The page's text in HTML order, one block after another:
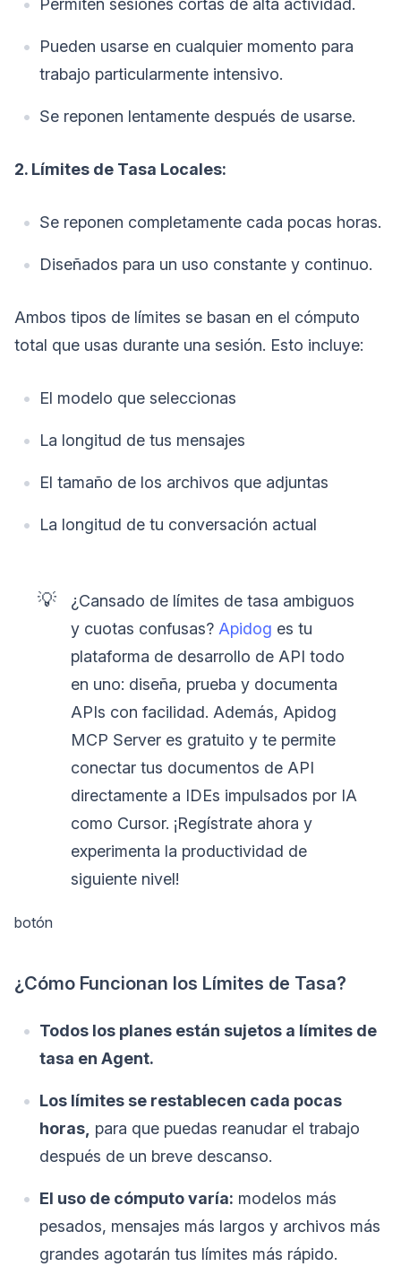
Permiten sesiones cortas de alta actividad.
Pueden usarse en cualquier momento para
trabajo particularmente intensivo.
Se reponen lentamente después de usarse.
2. Límites de Tasa Locales:
Se reponen completamente cada pocas horas.
Diseñados para un uso constante y continuo.
Ambos tipos de límites se basan en el cómputo
total que usas durante una sesión. Esto incluye:
El modelo que seleccionas
La longitud de tus mensajes
El tamaño de los archivos que adjuntas
La longitud de tu conversación actual
💡
¿Cansado de límites de tasa ambiguos
y cuotas confusas? Apidog es tu
plataforma de desarrollo de API todo
en uno: diseña, prueba y documenta
APIs con facilidad. Además, Apidog
MCP Server es gratuito y te permite
conectar tus documentos de API
directamente a IDEs impulsados por IA
como Cursor. ¡Regístrate ahora y
experimenta la productividad de
siguiente nivel!
botón
¿Cómo Funcionan los Límites de Tasa?
Todos los planes están sujetos a límites de
tasa en Agent.
Los límites se restablecen cada pocas
horas, para que puedas reanudar el trabajo
después de un breve descanso.
El uso de cómputo varía: modelos más
pesados, mensajes más largos y archivos más
grandes agotarán tus límites más rápido.